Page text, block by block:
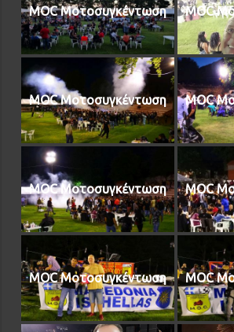
MOC Μοτοσυγκέντωση MOC
MOC Μοτοσυγκέντωση MOC
MOC Μοτοσυγκέντωση MOC
MOC Μοτοσυγκέντωση MOC